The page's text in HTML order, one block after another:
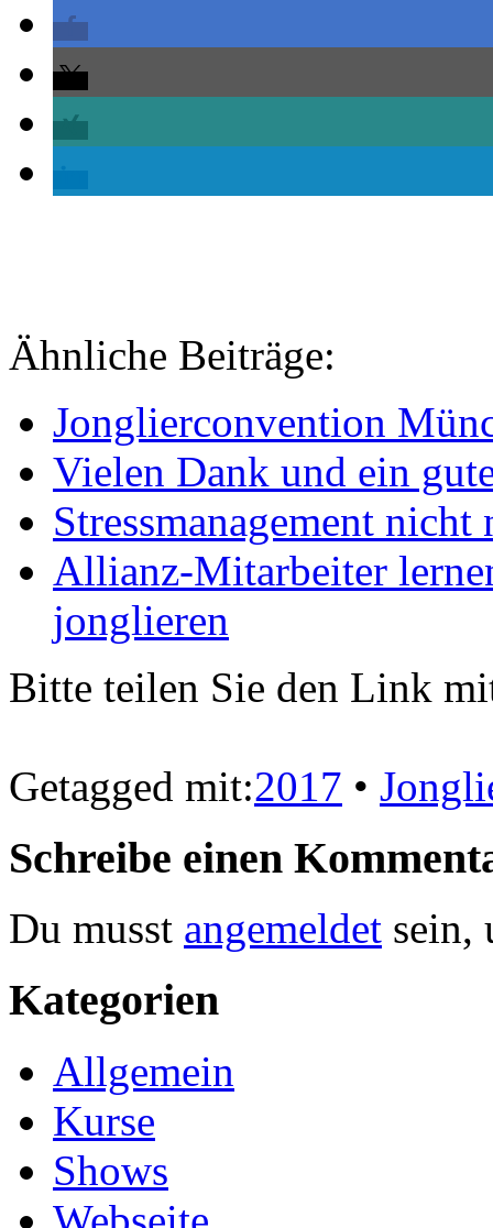
Ähnliche Beiträge:
Jonglierconvention
Vielen Dank und ein
Stressmanagement
Allianz-Mitarbeiter
jonglieren
Bitte teilen Sie den Link
Getagged mit:2017 •
Schreibe einen
Du musst angemeldet sein,
Kategorien
Allgemein
Kurse
Shows